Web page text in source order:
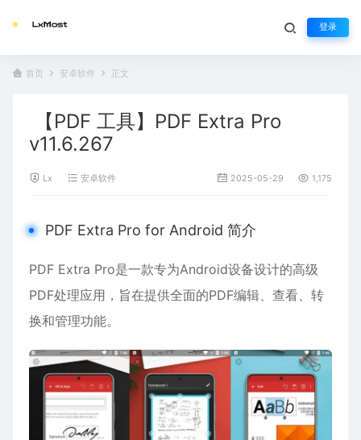
登录
首页 安卓软件 正文
【PDF 工具】PDF Extra Pro
v11.6.267
Lx 安卓软件 2025-05-29 1,175
PDF Extra Pro for Android 简介
PDF Extra Pro是一款专为Android设备设计的高级
PDF处理应用，旨在提供全面的PDF编辑、查看、转
换和管理功能。